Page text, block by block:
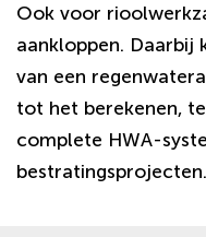
Ook voor
aankloppen. Daarbij
van een
tot het berekenen,
complete HWA-
bestratingsprojecten.